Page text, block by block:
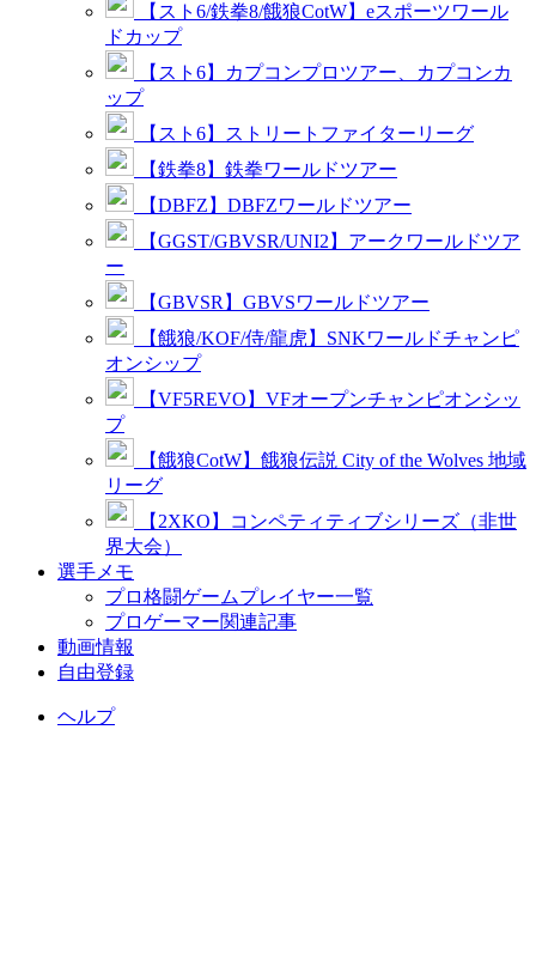
【スト6/鉄拳8/餓狼CotW】eスポーツワール
ドカップ
【スト6】カプコンプロツアー、カプコンカ
ップ
【スト6】ストリートファイターリーグ
【鉄拳8】鉄拳ワールドツアー
【DBFZ】DBFZワールドツアー
【GGST/GBVSR/UNI2】アークワールドツア
ー
【GBVSR】GBVSワールドツアー
【餓狼/KOF/侍/龍虎】SNKワールドチャンピ
オンシップ
【VF5REVO】VFオープンチャンピオンシッ
プ
【餓狼CotW】餓狼伝説 City of the Wolves 地域
リーグ
【2XKO】コンペティティブシリーズ（非世
界大会）
選手メモ
プロ格闘ゲームプレイヤー一覧
プロゲーマー関連記事
動画情報
自由登録
ヘルプ